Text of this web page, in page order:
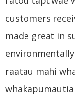
customers
made great in
environmentally
raatau mahi